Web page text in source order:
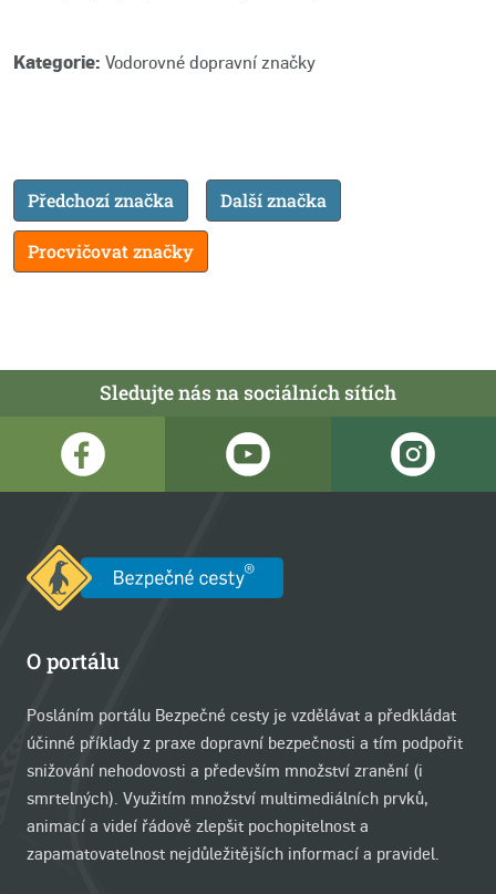
Kategorie: Vodorovné dopravní značky
Předchozí značka Další značka
Procvičovat značky
Sledujte nás na sociálních sítích
O portálu
Posláním portálu Bezpečné cesty je vzdělávat a předkládat
účinné příklady z praxe dopravní bezpečnosti a tím podpořit
snižování nehodovosti a především množství zranění (i
smrtelných). Využitím množství multimediálních prvků,
animací a videí řádově zlepšit pochopitelnost a
zapamatovatelnost nejdůležitějších informací a pravidel.